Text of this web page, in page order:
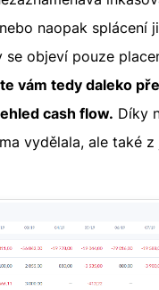
naopak splácení
se objeví pouze
vám tedy daleko
cash flow. Díky
vydělala, ale také